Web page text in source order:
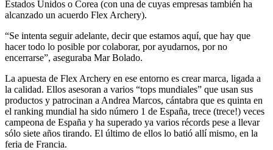
Estados Unidos o Corea (con una de cuyas empresas también ha
alcanzado un acuerdo Flex Archery).
“Se intenta seguir adelante, decir que estamos aquí, que hay que
hacer todo lo posible por colaborar, por ayudarnos, por no
encerrarse”, aseguraba Mar Bolado.
La apuesta de Flex Archery en ese entorno es crear marca, ligada a
la calidad. Ellos asesoran a varios “tops mundiales” que usan sus
productos y patrocinan a Andrea Marcos, cántabra que es quinta en
el ranking mundial ha sido número 1 de España, trece (trece!) veces
campeona de España y ha superado ya varios récords pese a llevar
sólo siete años tirando. El último de ellos lo batió allí mismo, en la
feria de Francia.